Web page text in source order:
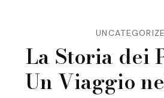
La Storia dei
Un Viaggio